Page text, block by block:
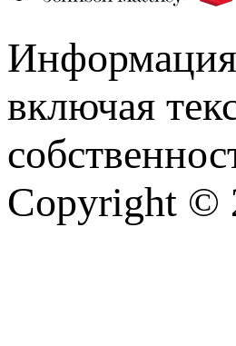
Информация
включая
Copyright ©